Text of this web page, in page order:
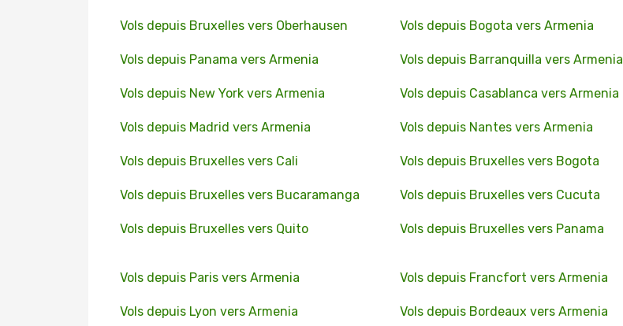
Vols depuis Bruxelles vers Oberhausen Vols depuis Bogota vers Armenia
Vols depuis Panama vers Armenia Vols depuis Barranquilla vers Armenia
Vols depuis New York vers Armenia Vols depuis Casablanca vers Armenia
Vols depuis Madrid vers Armenia Vols depuis Nantes vers Armenia
Vols depuis Bruxelles vers Cali Vols depuis Bruxelles vers Bogota
Vols depuis Bruxelles vers Bucaramanga Vols depuis Bruxelles vers Cucuta
Vols depuis Bruxelles vers Quito Vols depuis Bruxelles vers Panama
Vols depuis Paris vers Armenia Vols depuis Francfort vers Armenia
Vols depuis Lyon vers Armenia Vols depuis Bordeaux vers Armenia